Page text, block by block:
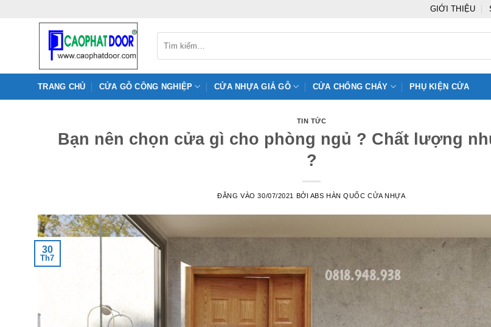
GIỚI THIỆU
kiếm:
TRANG CHỦ CỬA GỖ CÔNG NGHIỆP CỬA NHỰA GIẢ GỖ CỬA CHỐNG CHÁY PHỤ KIỆN CỬA
TIN TỨC
Bạn nên chọn cửa gì cho phòng ngủ ? Chất lượng
?
ĐĂNG VÀO30/07/2021 BỞI ABS HÀN QUỐC CỬA NHỰA
30
Th7